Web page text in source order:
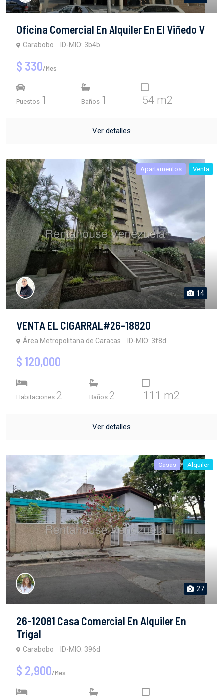
Oficina Comercial En Alquiler En El Viñedo V
Carabobo ID-MIO: 3b4b
$ 330/Mes
Puestos 1 Baños 1 54 m2
Ver detalles
Apartamentos Venta
14
VENTA EL CIGARRAL#26-18820
Área Metropolitana de Caracas ID-MIO: 3f8d
$ 120,000
Habitaciones 2 Baños 2 111 m2
Ver detalles
Casas Alquiler
27
26-12081 Casa Comercial En Alquiler En
Trigal
Carabobo ID-MIO: 396d
$ 2,900/Mes